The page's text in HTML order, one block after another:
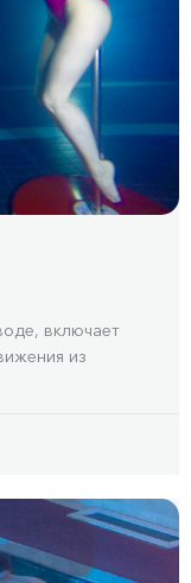
включает
из